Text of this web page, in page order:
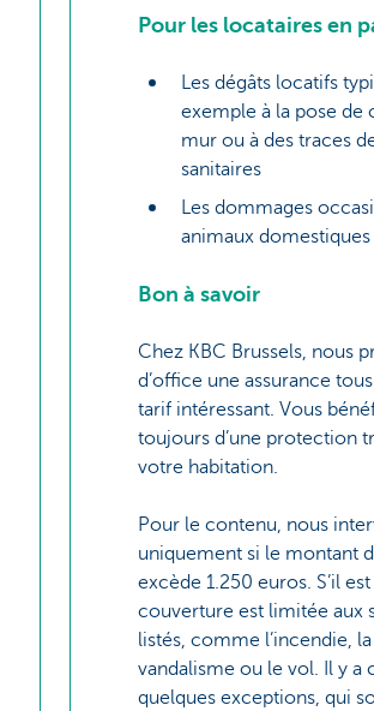
Pour les locataires en
Les dégâts locatifs
exemple à la pose de
mur ou à des traces
sanitaires
Les dommages
animaux domestiques
Bon à savoir
Chez KBC Brussels, nous
d’office une assurance
tarif intéressant. Vous
toujours d’une protection
votre habitation.
Pour le contenu, nous
uniquement si le montant
excède 1.250 euros. S’il
couverture est limitée aux
listés, comme l’incendie,
vandalisme ou le vol. Il y a
quelques exceptions, qui